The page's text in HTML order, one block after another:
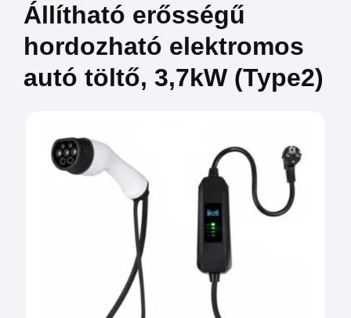
Állítható erősségű
hordozható elektromos
autó töltő, 3,7kW (Type2)